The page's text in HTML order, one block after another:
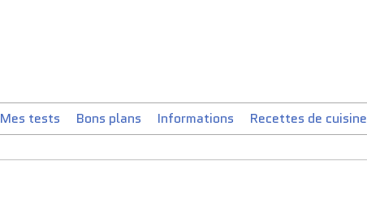
Mes tests Bons plans Informations Recettes de cuisine